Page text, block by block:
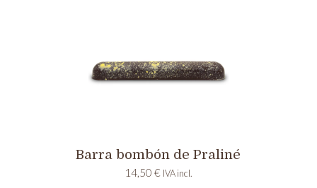
Barra bombón de Praliné
14,50 € IVA incl.